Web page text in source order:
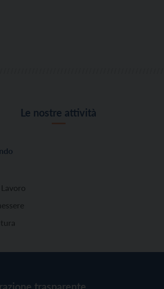
Le nostre attività
trasparente